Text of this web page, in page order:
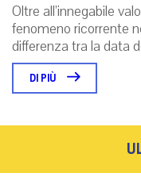
Oltre all’innegabile
fenomeno ricorrente
differenza tra la data
DI PIÙ